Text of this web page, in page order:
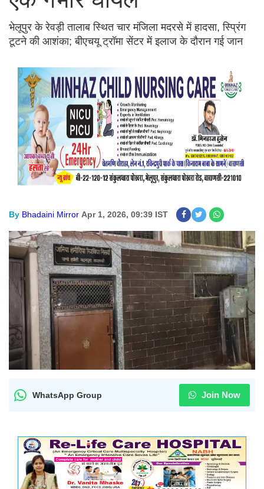
भेलूपुर के रेवड़ी तालाब स्थित चार मंजिला मदरसे में हादसा, स्प्रिंग
टूटने की आशंका; बीएचयू ट्रॉमा सेंटर में इलाज के दौरान गई जान
By Bhadaini Mirror Apr 1, 2026, 09:39 IST
WhatsApp Group Join Now